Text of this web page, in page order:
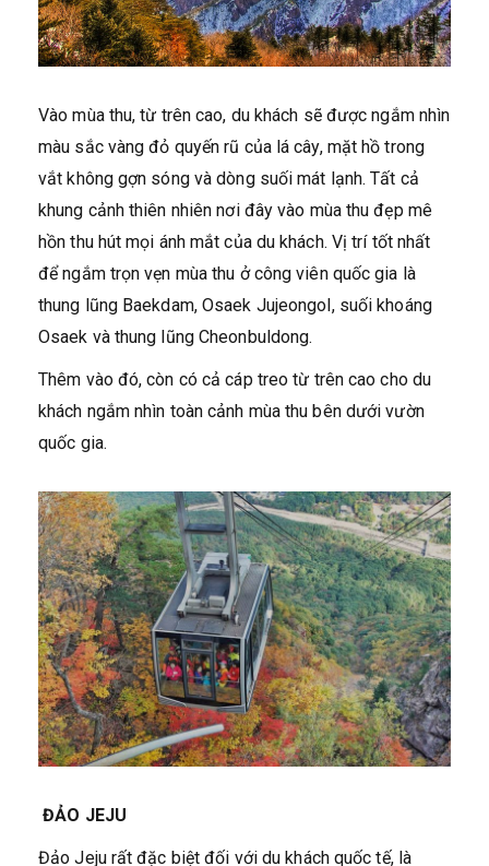
Vào mùa thu, từ trên cao, du khách sẽ được ngắm nhìn
màu sắc vàng đỏ quyến rũ của lá cây, mặt hồ trong
vắt không gợn sóng và dòng suối mát lạnh. Tất cả
khung cảnh thiên nhiên nơi đây vào mùa thu đẹp mê
hồn thu hút mọi ánh mắt của du khách. Vị trí tốt nhất
để ngắm trọn vẹn mùa thu ở công viên quốc gia là
thung lũng Baekdam, Osaek Jujeongol, suối khoáng
Osaek và thung lũng Cheonbuldong.
Thêm vào đó, còn có cả cáp treo từ trên cao cho du
khách ngắm nhìn toàn cảnh mùa thu bên dưới vườn
quốc gia.
ĐẢO JEJU
Đảo Jeju rất đặc biệt đối với du khách quốc tế, là